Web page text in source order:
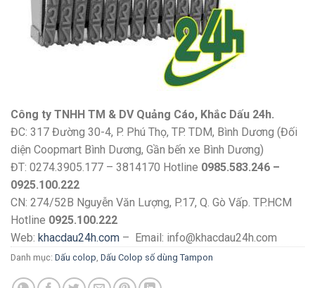
Công ty TNHH TM & DV Quảng Cáo, Khắc Dấu 24h.
ĐC: 317 Đường 30-4, P. Phú Thọ, TP. TDM, Bình Dương (Đối
diện Coopmart Bình Dương, Gần bến xe Bình Dương)
ĐT: 0274.3905.177 – 3814170 Hotline 0985.583.246 –
0925.100.222
CN: 274/52B Nguyễn Văn Lượng, P.17, Q. Gò Vấp. TP.HCM
Hotline 0925.100.222
Web: khacdau24h.com – Email: info@khacdau24h.com
Danh mục: Dấu colop, Dấu Colop số dùng Tampon